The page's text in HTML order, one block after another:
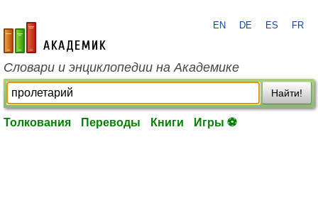
academic.ru
EN DE ES FR
Словари и энциклопедии на Академике
Найти!
Толкования Переводы Книги Игры ⚽